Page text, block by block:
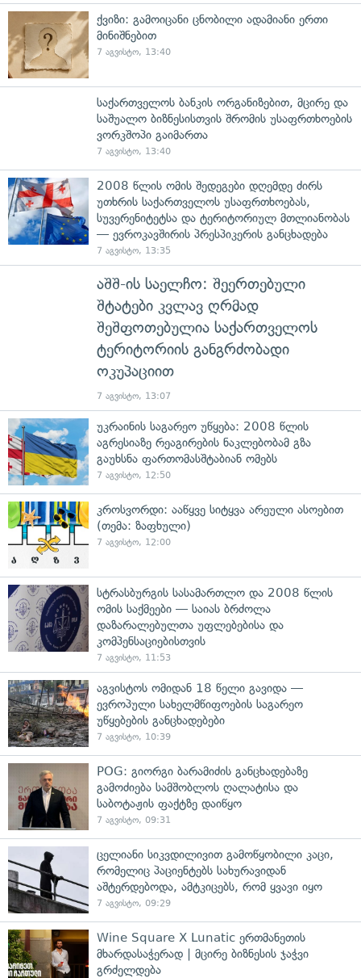
ქვიზი: გამოიცანი ცნობილი ადამიანი ერთი
მინიშნებით
7 აგვისტო, 13:40
საქართველოს ბანკის ორგანიზებით, მცირე და
საშუალო ბიზნესისთვის შრომის უსაფრთხოების
ვორკშოპი გაიმართა
7 აგვისტო, 13:40
2008 წლის ომის შედეგები დღემდე ძირს
უთხრის საქართველოს უსაფრთხოებას,
სუვერენიტეტსა და ტერიტორიულ მთლიანობას
— ევროკავშირის პრესპიკერის განცხადება
7 აგვისტო, 13:35
აშშ-ის საელჩო: შეერთებული
შტატები კვლავ ღრმად
შეშფოთებულია საქართველოს
ტერიტორიის განგრძობადი
ოკუპაციით
7 აგვისტო, 13:07
უკრაინის საგარეო უწყება: 2008 წლის
აგრესიაზე რეაგირების ნაკლებობამ გზა
გაუხსნა ფართომასშტაბიან ომებს
7 აგვისტო, 12:50
კროსვორდი: ააწყვე სიტყვა არეული ასოებით
(თემა: ზაფხული)
7 აგვისტო, 12:00
სტრასბურგის სასამართლო და 2008 წლის
ომის საქმეები — საიას ბრძოლა
დაზარალებულთა უფლებებისა და
კომპენსაციებისთვის
7 აგვისტო, 11:53
აგვისტოს ომიდან 18 წელი გავიდა —
ევროპული სახელმწიფოების საგარეო
უწყებების განცხადებები
7 აგვისტო, 10:39
POG: გიორგი ბარამიძის განცხადებაზე
გამოძიება სამშობლოს ღალატისა და
საბოტაჟის ფაქტზე დაიწყო
7 აგვისტო, 09:31
ცელიანი სიკვდილივით გამოწყობილი კაცი,
რომელიც პაციენტებს სახურავიდან
აშტერდებოდა, ამტკიცებს, რომ ყვავი იყო
7 აგვისტო, 09:29
Wine Square X Lunatic ერთმანეთის
მხარდასაჭერად | მცირე ბიზნესის ჯაჭვი
გრძელდება